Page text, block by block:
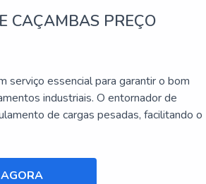
CAÇAMBAS PREÇO
serviço essencial para garantir o bom
industriais. O entornador de
de cargas pesadas, facilitando o